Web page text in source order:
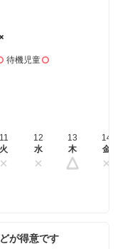
待機児童
11
火
12
水
13
木
14
金
が得意です